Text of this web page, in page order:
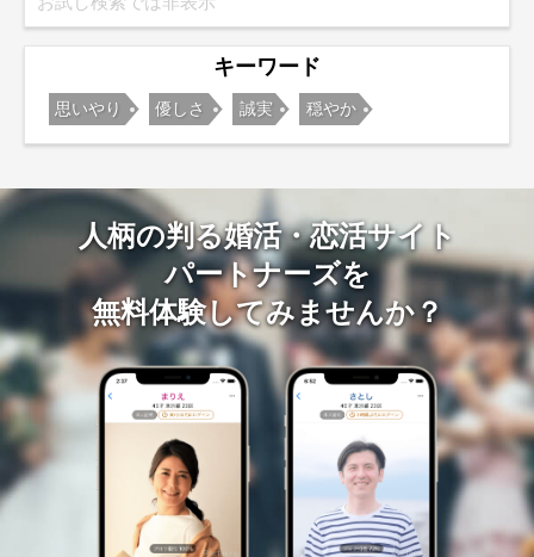
キーワード
思いやり 優しさ 誠実 穏やか
人柄の判る婚活・恋活サイト
パートナーズを
無料体験してみませんか？